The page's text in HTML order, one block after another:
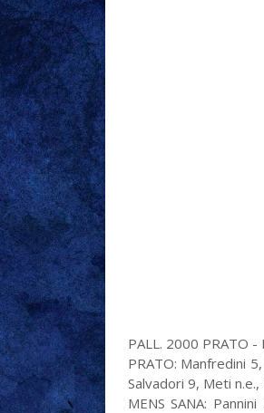
PALL. 2000 PRATO
PRATO: Manfredini
Salvadori 9, Meti n.e.,
MENS SANA: